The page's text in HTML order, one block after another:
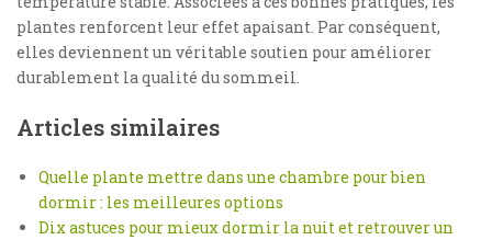
plantes renforcent leur effet apaisant. Par conséquent,
elles deviennent un véritable soutien pour améliorer
durablement la qualité du sommeil.
Articles similaires
Quelle plante mettre dans une chambre pour bien
dormir : les meilleures options
Dix astuces pour mieux dormir la nuit et retrouver un